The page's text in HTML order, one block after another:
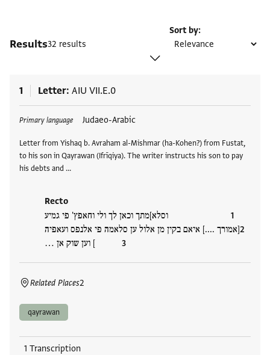
Results32 results
Sort by
1 Letter AIU VII.E.0
Primary language Judaeo-Arabic
Letter from Yishaq b. Avraham al-Mishmar (ha-Kohen?) from Fustat,
to his son in Qayrawan (Ifrīqiya). The writer instructs his son to pay
his debts and …
Recto
וסלא]מתך וכאן לך ולי וחאפץ' פי גמיע
[אמורך ....] איאם בקין מן אלול ען סלאמה פי אלנפס ועאפיה
] וען שוק אן …
Related Places2
Tags
qayrawan
1 Transcription